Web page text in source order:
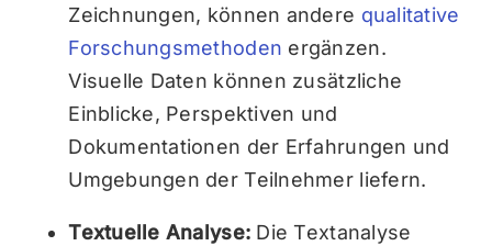
Zeichnungen, können andere qualitative
Forschungsmethoden ergänzen.
Visuelle Daten können zusätzliche
Einblicke, Perspektiven und
Dokumentationen der Erfahrungen und
Umgebungen der Teilnehmer liefern.
Textuelle Analyse: Die Textanalyse